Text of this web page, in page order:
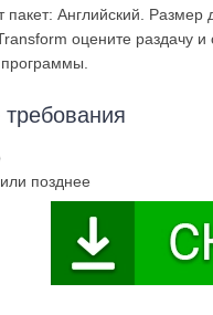
пакет: Английский.
оцените раздачу
позднеe